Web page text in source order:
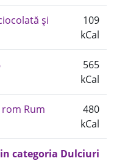
și
109
kCal
565
kCal
Rum
480
kCal
categoria Dulciuri